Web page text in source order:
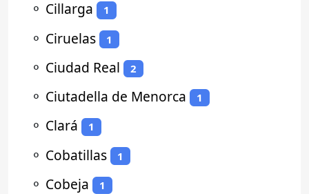
⚬ Cillarga 1
⚬ Ciruelas 1
⚬ Ciudad Real 2
⚬ Ciutadella de Menorca 1
⚬ Clará 1
⚬ Cobatillas 1
⚬ Cobeja 1